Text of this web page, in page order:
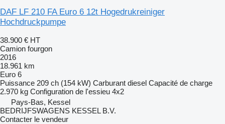
DAF LF 210 FA Euro 6 12t Hogedrukreiniger
Hochdruckpumpe
38.900 € HT
Camion fourgon
2016
18.961 km
Euro 6
Puissance 209 ch (154 kW) Carburant diesel Capacité de charge
2.970 kg Configuration de l'essieu 4x2
Pays-Bas, Kessel
BEDRIJFSWAGENS KESSEL B.V.
Contacter le vendeur